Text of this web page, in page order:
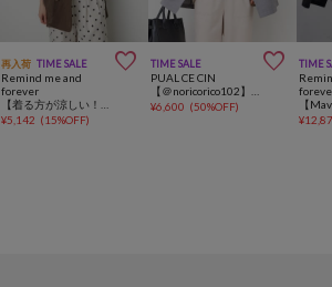
再入荷 TIME SALE 
Remind me and
forever
¥5,142 (15%OFF)
TIME SALE 
PUAL CE CIN
¥6,600 (50%OFF)
TIME
¥